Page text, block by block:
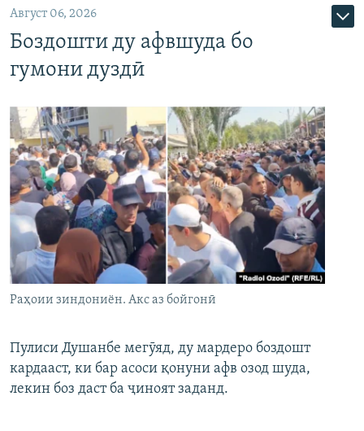
Август 06, 2026
Боздошти ду афвшуда бо
гумони дуздӣ
Раҳоии зиндониён. Акс аз бойгонӣ
Пулиси Душанбе мегӯяд, ду мардеро боздошт
кардааст, ки бар асоси қонуни афв озод шуда,
лекин боз даст ба ҷиноят заданд.